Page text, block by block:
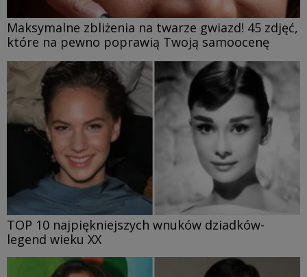
Maksymalne zbliżenia na twarze gwiazd! 45 zdjęć,
które na pewno poprawią Twoją samoocenę
TOP 10 najpiękniejszych wnuków dziadków-
legend wieku XX